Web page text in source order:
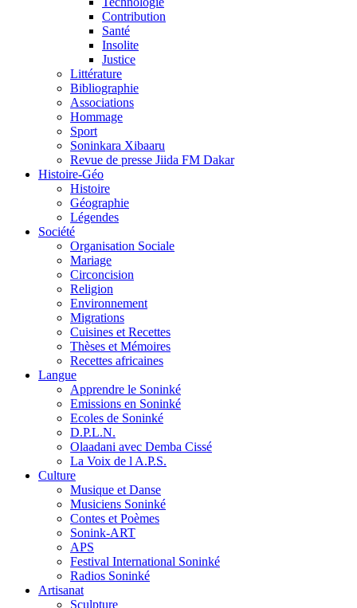
Contribution
Santé
Insolite
Justice
Littérature
Bibliographie
Associations
Hommage
Sport
Soninkara Xibaaru
Revue de presse Jiida FM Dakar
Histoire-Géo
Histoire
Géographie
Légendes
Société
Organisation Sociale
Mariage
Circoncision
Religion
Environnement
Migrations
Cuisines et Recettes
Thèses et Mémoires
Recettes africaines
Langue
Apprendre le Soninké
Emissions en Soninké
Ecoles de Soninké
D.P.L.N.
Olaadani avec Demba Cissé
La Voix de l A.P.S.
Culture
Musique et Danse
Musiciens Soninké
Contes et Poèmes
Sonink-ART
APS
Festival International Soninké
Radios Soninké
Artisanat
Sculpture